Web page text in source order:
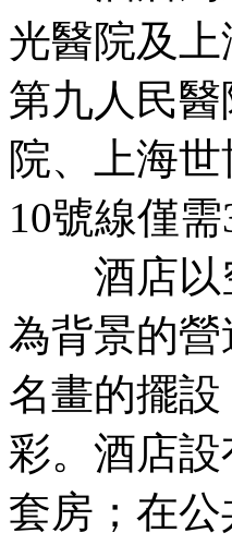
光醫院及
第九人民
院、上海
10號線僅
酒店以空
為背景的
名畫的擺
彩。酒店
套房；在